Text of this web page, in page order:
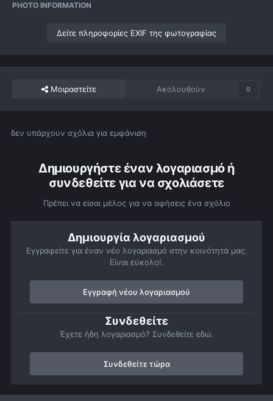
PHOTO INFORMATION
Δείτε πληροφορίες EXIF της φωτογραφίας
Μοιραστείτε Ακολουθούν 0
δεν υπάρχουν σχόλια για εμφάνιση
Δημιουργήστε έναν λογαριασμό ή
συνδεθείτε για να σχολιάσετε
Πρέπει να είσαι μέλος για να αφήσεις ένα σχόλιο
Δημιουργία λογαριασμού
Εγγραφείτε για έναν νέο λογαριασμό στην κοινότητά μας.
Είναι εύκολο!.
Εγγραφή νέου λογαριασμού
Συνδεθείτε
Έχετε ήδη λογαριασμό? Συνδεθείτε εδώ.
Συνδεθείτε τώρα